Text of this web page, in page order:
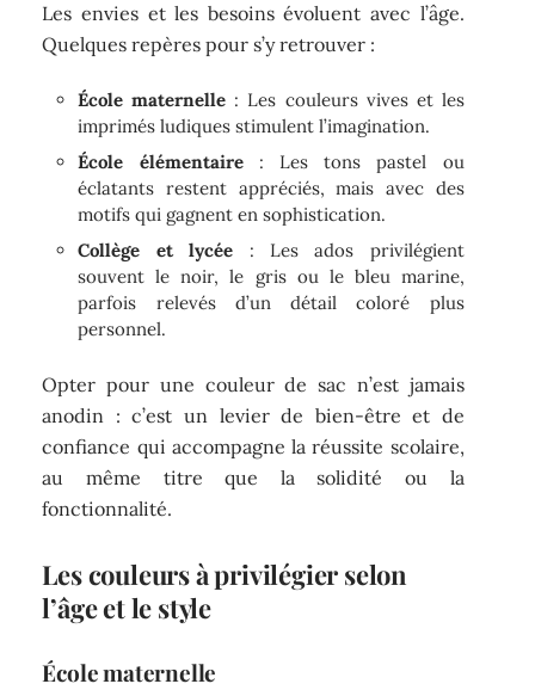
Les envies et les besoins évoluent avec l’âge.
Quelques repères pour s’y retrouver :
École maternelle : Les couleurs vives et les
imprimés ludiques stimulent l’imagination.
École élémentaire: Les tons pastel ou
éclatants restent appréciés, mais avec des
motifs qui gagnent en sophistication.
Collège et lycée : Les ados privilégient
souvent le noir, le gris ou le bleu marine,
parfois relevés d’un détail coloré plus
personnel.
Opter pour une couleur de sac n’est jamais
anodin : c’est un levier de bien-être et de
confiance qui accompagne la réussite scolaire,
au même titre que la solidité ou la
fonctionnalité.
Les couleurs à privilégier selon
l’âge et le style
École maternelle